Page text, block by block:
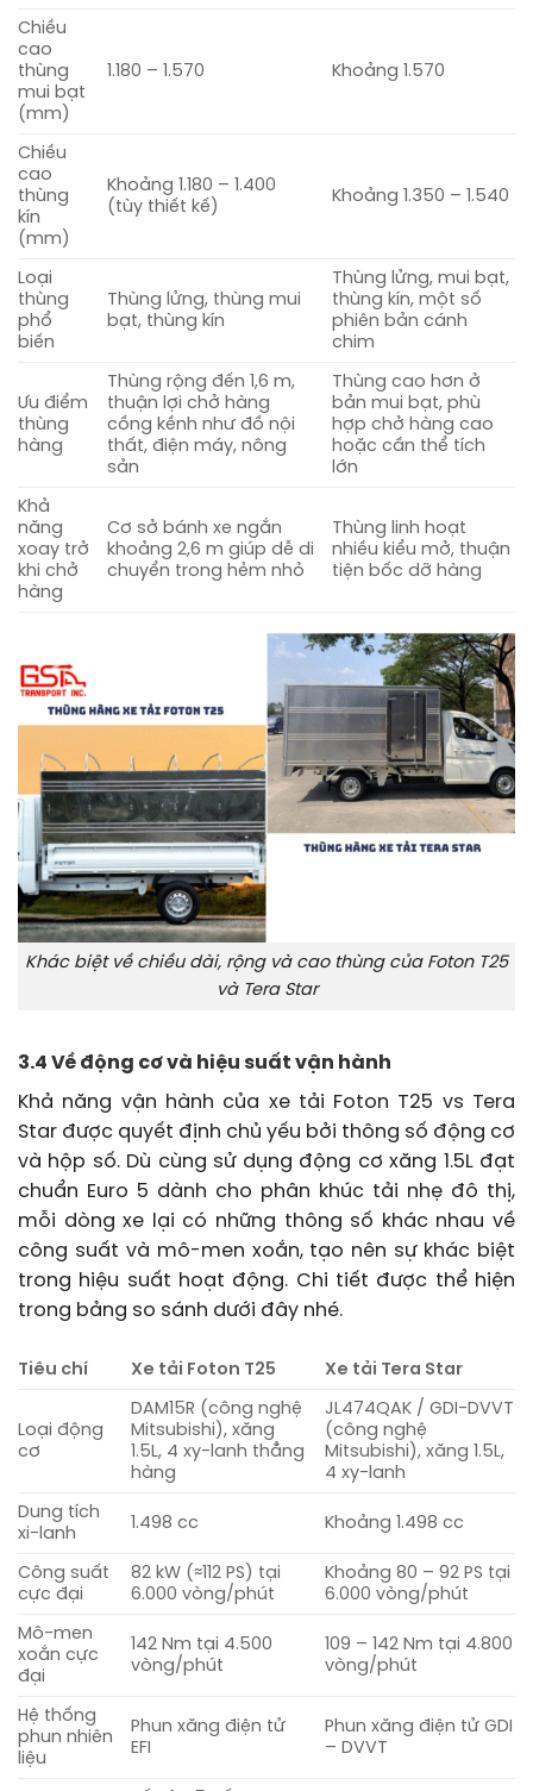
Chiều
cao
thùng
mui bạt
(mm)
1.180 – 1.570 Khoảng 1.570
Chiều
cao
thùng
kín
(mm)
Khoảng 1.180 – 1.400
(tùy thiết kế)
Khoảng 1.350 – 1.540
Loại
thùng
phổ
biến
Thùng lửng, thùng mui
bạt, thùng kín
Thùng lửng, mui bạt,
thùng kín, một số
phiên bản cánh
chim
Ưu điểm
thùng
hàng
Thùng rộng đến 1,6 m,
thuận lợi chở hàng
cồng kềnh như đồ nội
thất, điện máy, nông
sản
Thùng cao hơn ở
bản mui bạt, phù
hợp chở hàng cao
hoặc cần thể tích
lớn
Khả
năng
xoay trở
khi chở
hàng
Cơ sở bánh xe ngắn
khoảng 2,6 m giúp dễ di
chuyển trong hẻm nhỏ
Thùng linh hoạt
nhiều kiểu mở, thuận
tiện bốc dỡ hàng
Khác biệt về chiều dài, rộng và cao thùng của Foton T25
và Tera Star
3.4 Về động cơ và hiệu suất vận hành
Khả năng vận hành của xe tải Foton T25 vs Tera
Star được quyết định chủ yếu bởi thông số động cơ
và hộp số. Dù cùng sử dụng động cơ xăng 1.5L đạt
chuẩn Euro 5 dành cho phân khúc tải nhẹ đô thị,
mỗi dòng xe lại có những thông số khác nhau về
công suất và mô-men xoắn, tạo nên sự khác biệt
trong hiệu suất hoạt động. Chi tiết được thể hiện
trong bảng so sánh dưới đây nhé.
Tiêu chí Xe tải Foton T25 Xe tải Tera Star
Loại động
cơ
DAM15R (công nghệ
Mitsubishi), xăng
1.5L, 4 xy-lanh thẳng
hàng
JL474QAK / GDI-DVVT
(công nghệ
Mitsubishi), xăng 1.5L,
4 xy-lanh
Dung tích
xi-lanh
1.498 cc Khoảng 1.498 cc
Công suất
cực đại
82 kW (≈112 PS) tại
6.000 vòng/phút
Khoảng 80 – 92 PS tại
6.000 vòng/phút
Mô-men
xoắn cực
đại
142 Nm tại 4.500
vòng/phút
109 – 142 Nm tại 4.800
vòng/phút
Hệ thống
phun nhiên
liệu
Phun xăng điện tử
EFI
Phun xăng điện tử GDI
– DVVT